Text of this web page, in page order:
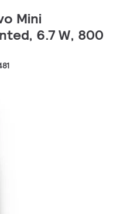
Mini
6.7 W, 800